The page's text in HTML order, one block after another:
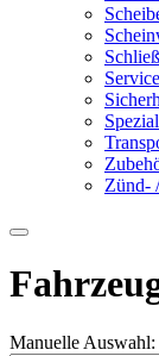
Zünd-
Manuelle Auswahl: